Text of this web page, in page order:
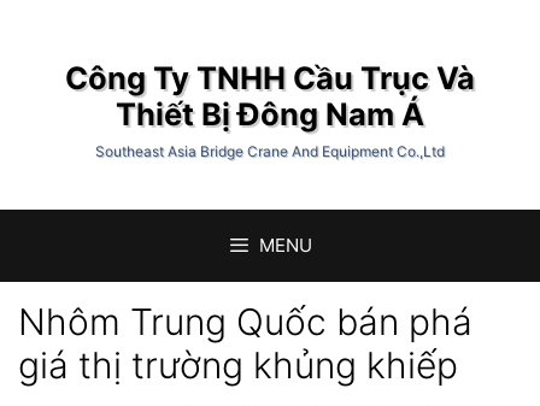
Công Ty TNHH Cầu Trục Và
Thiết Bị Đông Nam Á
Southeast Asia Bridge Crane And Equipment Co.,Ltd
MENU
Nhôm Trung Quốc bán phá
giá thị trường khủng khiếp